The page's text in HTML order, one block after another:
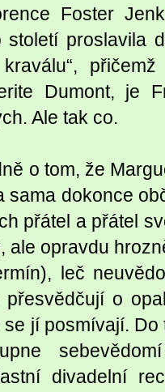
Foster
století proslavila
kraválu“,
Dumont, je
Ale tak co.
o tom, že
sama dokonce
přátel a přátel
ale opravdu
leč
přesvědčují o
se jí posmívají.
divadelní